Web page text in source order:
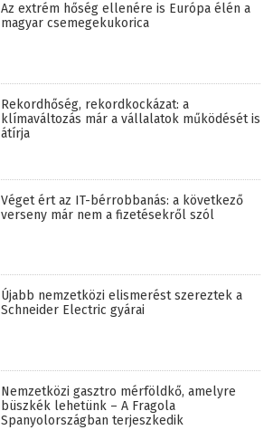
Az extrém hőség ellenére is Európa élén a
magyar csemegekukorica
Rekordhőség, rekordkockázat: a
klímaváltozás már a vállalatok működését is
átírja
Véget ért az IT-bérrobbanás: a következő
verseny már nem a fizetésekről szól
Újabb nemzetközi elismerést szereztek a
Schneider Electric gyárai
Nemzetközi gasztro mérföldkő, amelyre
büszkék lehetünk – A Fragola
Spanyolországban terjeszkedik